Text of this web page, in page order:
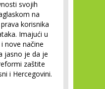
svojih
na
korisnika
Imajući u
nove načine
jasno je da je
zaštite
i Hercegovini.